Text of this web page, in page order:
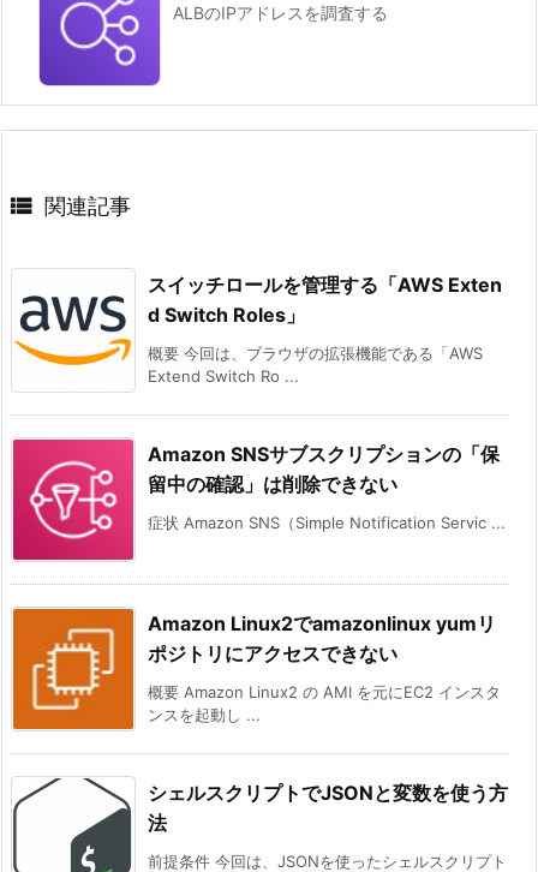
ALBのIPアドレスを調査する
 関連記事
スイッチロールを管理する「AWS Exten
d Switch Roles」
概要 今回は、ブラウザの拡張機能である「AWS
Extend Switch Ro ...
Amazon SNSサブスクリプションの「保
留中の確認」は削除できない
症状 Amazon SNS（Simple Notification Servic ...
Amazon Linux2でamazonlinux yumリ
ポジトリにアクセスできない
概要 Amazon Linux2 の AMI を元にEC2 インスタ
ンスを起動し ...
シェルスクリプトでJSONと変数を使う方
法
前提条件 今回は、JSONを使ったシェルスクリプト